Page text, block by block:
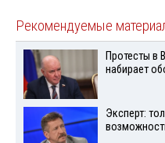
Рекомендуемые
Протесты в
набирает
Эксперт: